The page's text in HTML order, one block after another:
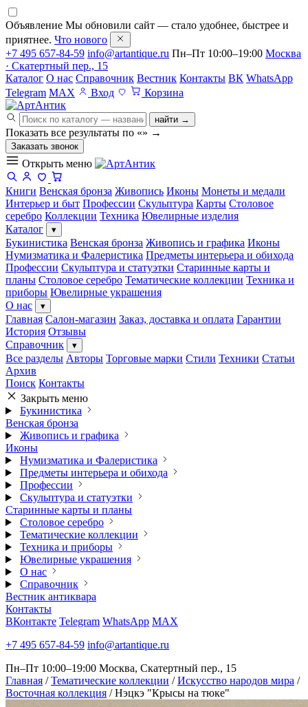
Объявление Мы обновили сайт — стало удобнее, быстрее и
приятнее. Что нового
+7 495 657-84-59 info@artantique.ru Пн–Пт 10:00–19:00 Москва
· Скатертный пер., 15
Каталог О нас Справочник Вестник Контакты ВК WhatsApp
Telegram MAX Вход Корзина
найти →
Показать все результаты по «» →
Заказать звонок
Открыть меню
Книги Венская бронза Живопись Иконы Монеты и медали
Интерьер и быт Профессии Скульптура Карты Столовое
серебро Коллекции Техника Ювелирные изделия
Каталог
▾
Букинистика Венская бронза Живопись и графика Иконы
Нумизматика и Фалеристика Предметы интерьера и обихода
Профессии Скульптура и статуэтки Старинные карты и
планы Столовое серебро Тематические коллекции Техника и
приборы Ювелирные украшения
О нас
▾
Главная Салон-магазин Заказ, доставка и оплата Гарантии
История Отзывы
Справочник
▾
Все разделы Авторы Торговые марки Стили Техники Статьи
Архив
Поиск Контакты
Закрыть меню
Букинистика
Венская бронза
Живопись и графика
Иконы
Нумизматика и Фалеристика
Предметы интерьера и обихода
Профессии
Скульптура и статуэтки
Старинные карты и планы
Столовое серебро
Тематические коллекции
Техника и приборы
Ювелирные украшения
О нас
Справочник
Вестник антиквара
Контакты
ВКонтакте Telegram WhatsApp MAX
+7 495 657-84-59 info@artantique.ru
Пн–Пт 10:00–19:00 Москва, Скатертный пер., 15
Главная / Тематические коллекции / Искусство народов мира /
Восточная коллекция / Нэцкэ "Крысы на тюке"